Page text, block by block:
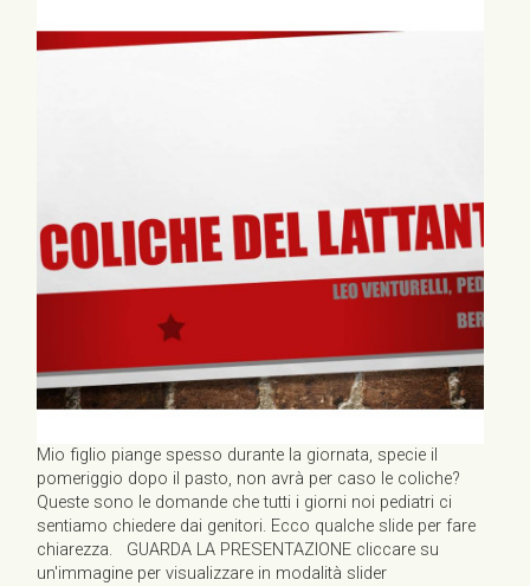
Mio figlio piange spesso durante la giornata, specie il
pomeriggio dopo il pasto, non avrà per caso le coliche?
Queste sono le domande che tutti i giorni noi pediatri ci
sentiamo chiedere dai genitori. Ecco qualche slide per fare
chiarezza. GUARDA LA PRESENTAZIONE cliccare su
un'immagine per visualizzare in modalità slider